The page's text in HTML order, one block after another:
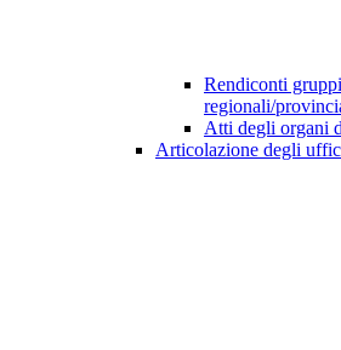
Rendiconti
regionali/
Atti degli organi
Articolazione degli